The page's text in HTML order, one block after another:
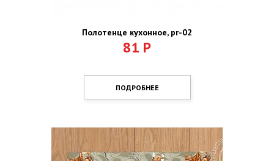
Полотенце кухонное, pr-02
81 Р
ПОДРОБНЕЕ